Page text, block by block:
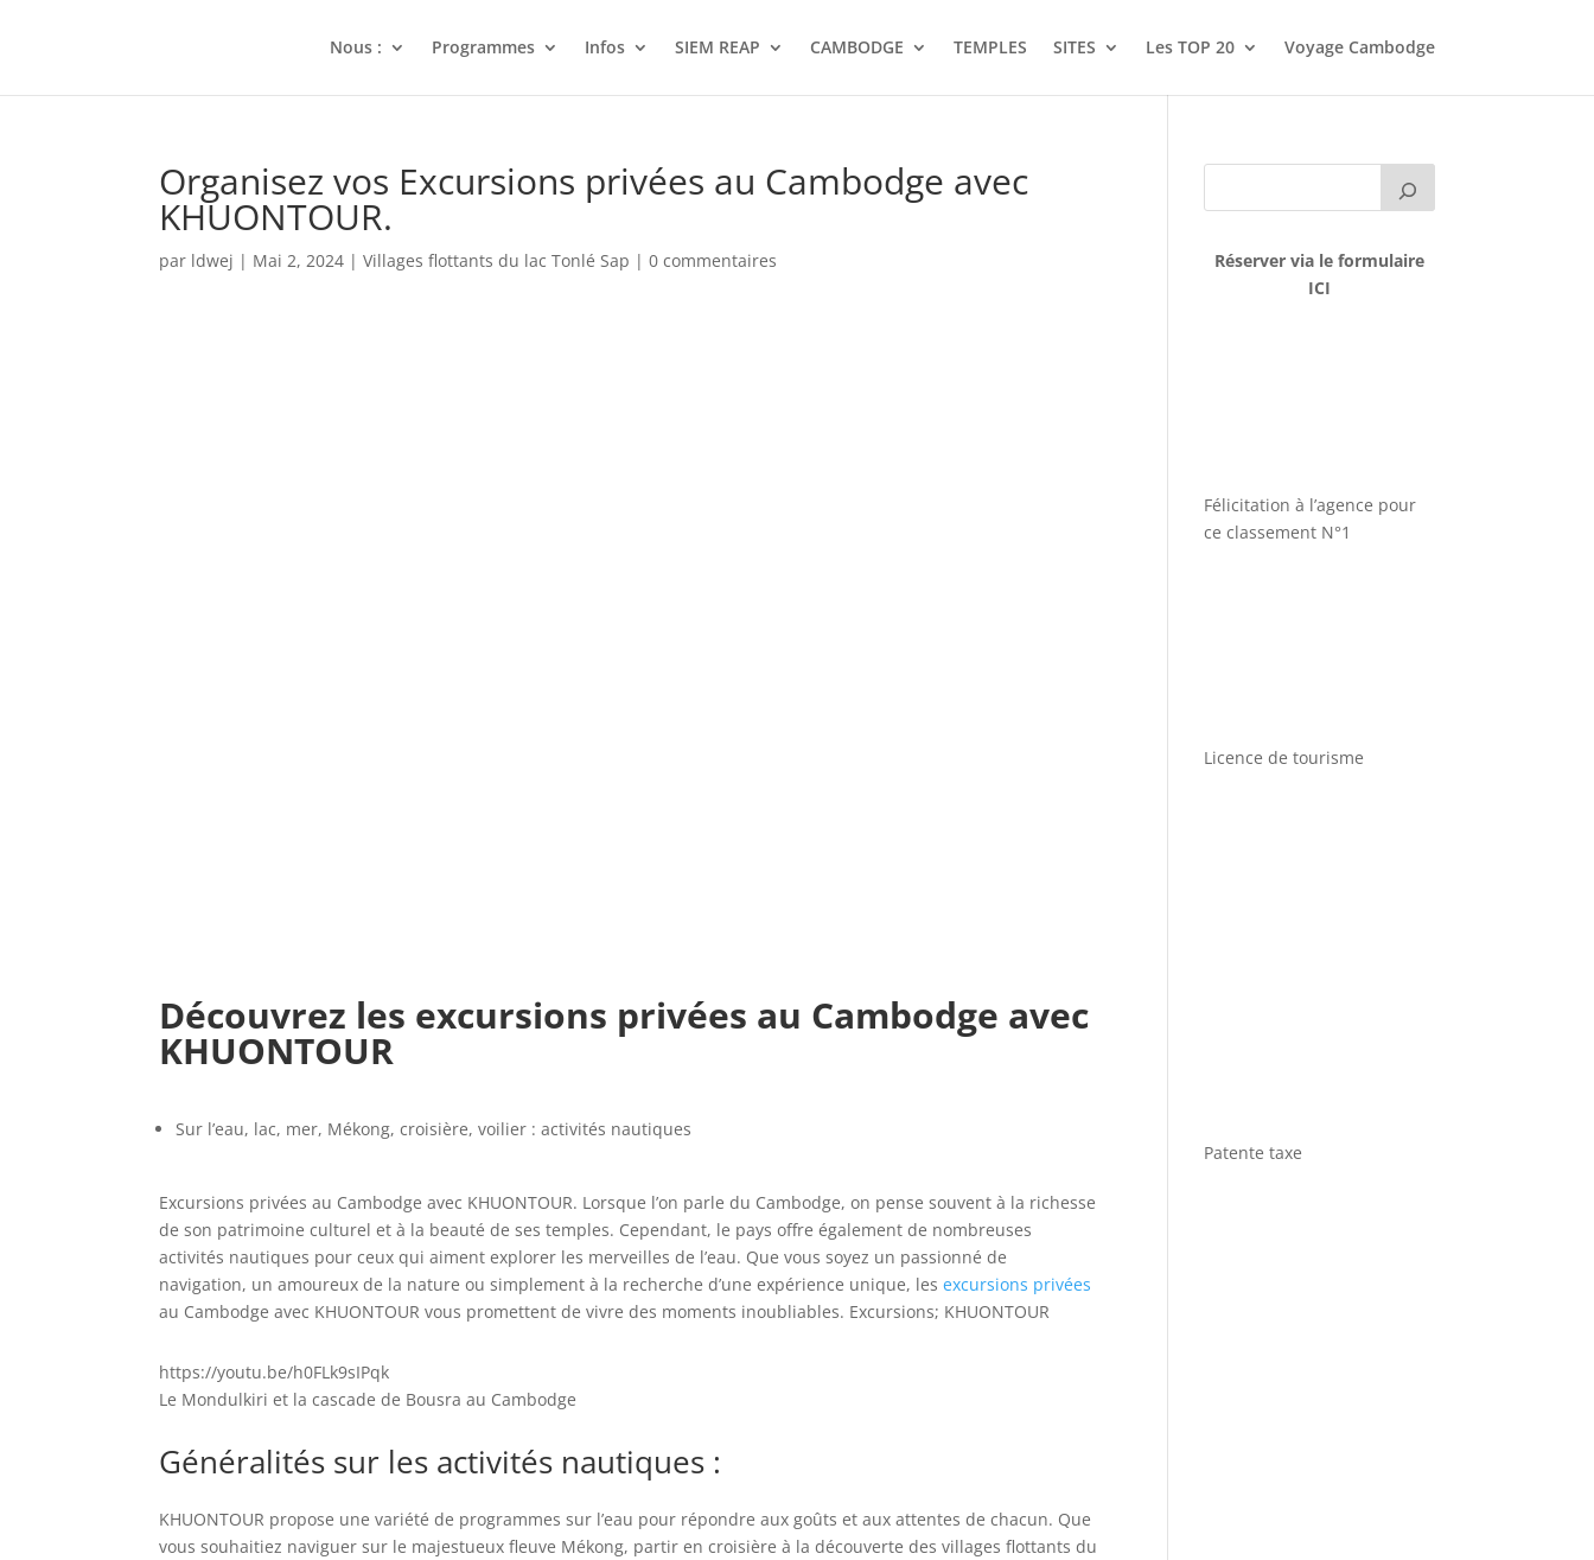
Nous : Programmes Infos SIEM REAP CAMBODGE TEMPLES SITES Les TOP 20 Voyage Cambodge
Organisez vos Excursions privées au Cambodge avec
KHUONTOUR.
par ldwej | Mai 2, 2024 |Villages flottants du lac Tonlé Sap |0 commentaires
Découvrez les excursions privées au Cambodge avec
KHUONTOUR
Sur l’eau, lac, mer, Mékong, croisière, voilier : activités nautiques
Excursions privées au Cambodge avec KHUONTOUR. Lorsque l’on parle du Cambodge, on pense souvent à la richesse
de son patrimoine culturel et à la beauté de ses temples. Cependant, le pays offre également de nombreuses
activités nautiques pour ceux qui aiment explorer les merveilles de l’eau. Que vous soyez un passionné de
navigation, un amoureux de la nature ou simplement à la recherche d’une expérience unique, lesexcursions privées
au Cambodge avec KHUONTOUR vous promettent de vivre des moments inoubliables. Excursions; KHUONTOUR
https://youtu.be/h0FLk9sIPqk
Le Mondulkiri et la cascade de Bousra au Cambodge
Généralités sur les activités nautiques :
KHUONTOUR propose une variété de programmes sur l’eau pour répondre aux goûts et aux attentes de chacun. Que
vous souhaitiez naviguer sur le majestueux fleuve Mékong, partir en croisière à la découverte des villages flottants du
Réserver via le formulaire
ICI
Félicitation à l’agence pour
ce classement N°1
Licence de tourisme
Patente taxe